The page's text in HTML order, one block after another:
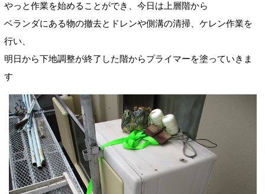
やっと作業を始めることができ、今日は上層階から
ベランダにある物の撤去とドレンや側溝の清掃、ケレン作業を
行い、
明日から下地調整が終了した階からプライマーを塗っていきま
す